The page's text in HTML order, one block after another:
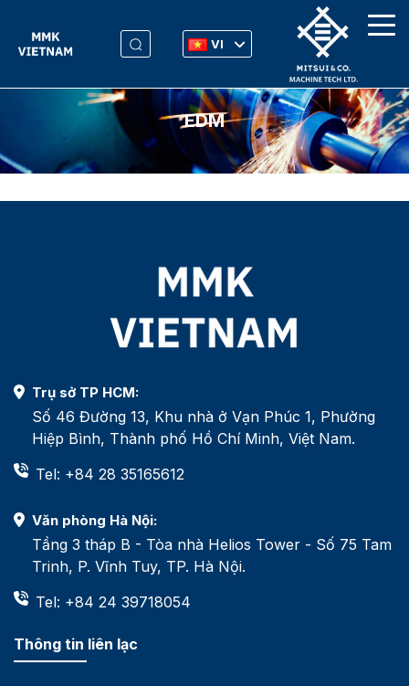
VI
EDM
Trụ sở TP HCM:
Số 46 Đường 13, Khu nhà ở Vạn Phúc 1, Phường
Hiệp Bình, Thành phố Hồ Chí Minh, Việt Nam.
Tel: +84 28 35165612
Văn phòng Hà Nội:
Tầng 3 tháp B - Tòa nhà Helios Tower - Số 75 Tam
Trinh, P. Vĩnh Tuy, TP. Hà Nội.
Tel: +84 24 39718054
Thông tin liên lạc